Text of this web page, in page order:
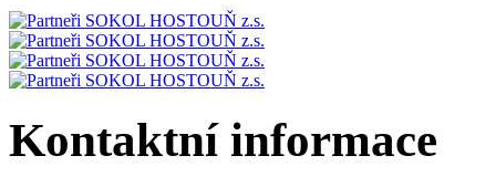
Kontaktní informace